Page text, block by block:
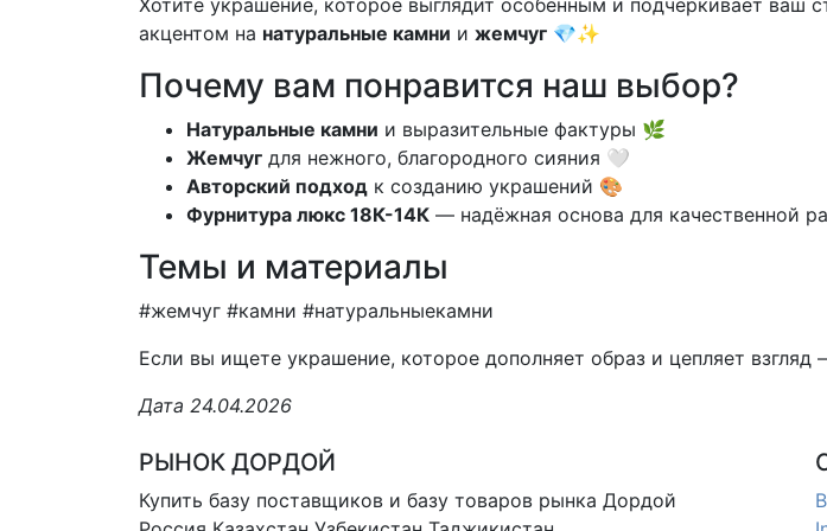
акцентом на натуральные камни и жемчуг 💎✨
Почему вам понравится наш выбор?
Натуральные камни и выразительные фактуры 🌿
Жемчуг для нежного, благородного сияния 🤍
Авторский подход к созданию украшений 🎨
Фурнитура люкс 18К-14К — надёжная основа для качественной
Темы и материалы
#жемчуг #камни #натуральныекамни
Если вы ищете украшение, которое дополняет образ и цепляет
Дата 24.04.2026
РЫНОК ДОРДОЙ
Купить базу поставщиков и базу товаров рынка Дордой